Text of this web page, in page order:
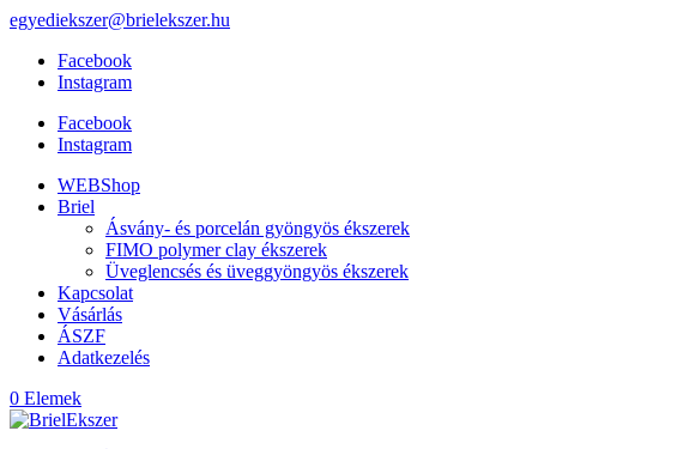
egyediekszer@brielekszer.hu
Facebook
Instagram
Facebook
Instagram
WEBShop
Briel
Ásvány- és porcelán gyöngyös ékszerek
FIMO polymer clay ékszerek
Üveglencsés és üveggyöngyös ékszerek
Kapcsolat
Vásárlás
ÁSZF
Adatkezelés
0 Elemek